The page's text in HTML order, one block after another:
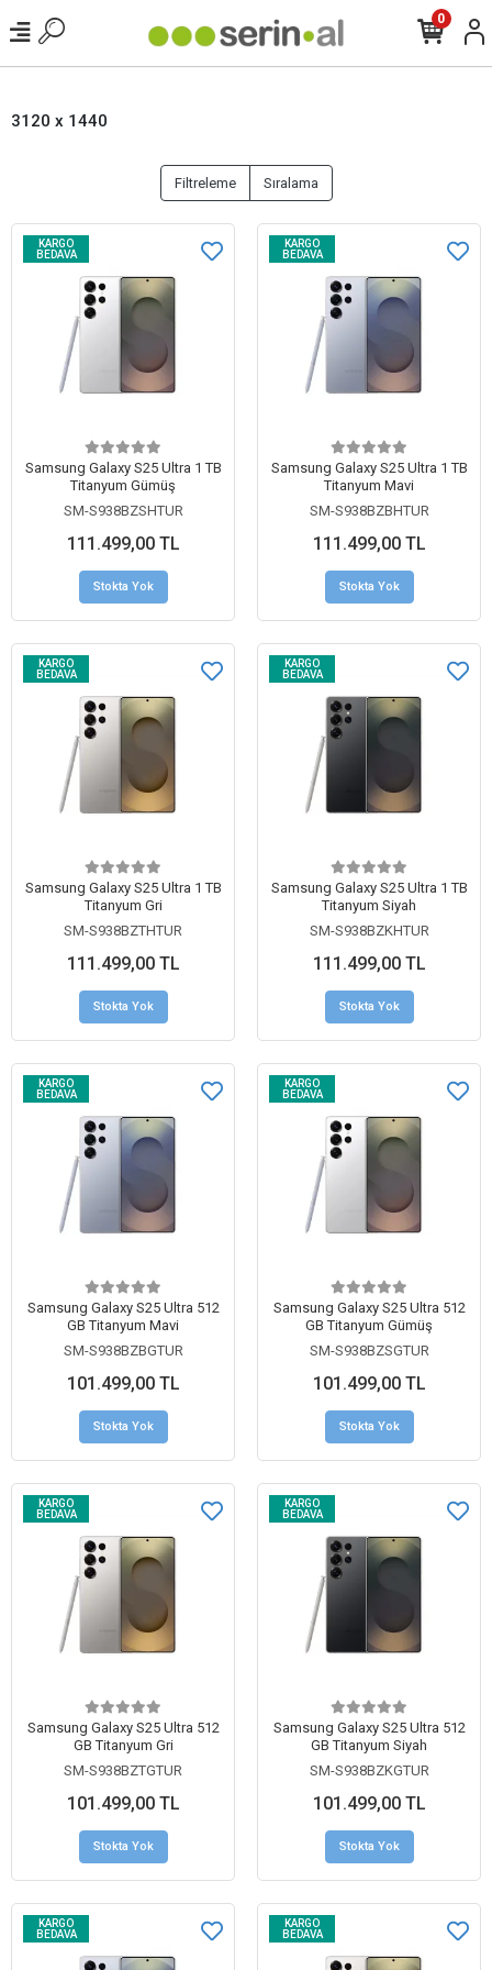
0
3120 x 1440
Filtreleme Sıralama
KARGO
BEDAVA
Samsung Galaxy S25 Ultra 1 TB
Titanyum Gümüş
SM-S938BZSHTUR
111.499,00 TL
Stokta Yok
KARGO
BEDAVA
Samsung Galaxy S25 Ultra 1 TB
Titanyum Mavi
SM-S938BZBHTUR
111.499,00 TL
Stokta Yok
KARGO
BEDAVA
Samsung Galaxy S25 Ultra 1 TB
Titanyum Gri
SM-S938BZTHTUR
111.499,00 TL
Stokta Yok
KARGO
BEDAVA
Samsung Galaxy S25 Ultra 1 TB
Titanyum Siyah
SM-S938BZKHTUR
111.499,00 TL
Stokta Yok
KARGO
BEDAVA
Samsung Galaxy S25 Ultra 512
GB Titanyum Mavi
SM-S938BZBGTUR
101.499,00 TL
Stokta Yok
KARGO
BEDAVA
Samsung Galaxy S25 Ultra 512
GB Titanyum Gümüş
SM-S938BZSGTUR
101.499,00 TL
Stokta Yok
KARGO
BEDAVA
Samsung Galaxy S25 Ultra 512
GB Titanyum Gri
SM-S938BZTGTUR
101.499,00 TL
Stokta Yok
KARGO
BEDAVA
Samsung Galaxy S25 Ultra 512
GB Titanyum Siyah
SM-S938BZKGTUR
101.499,00 TL
Stokta Yok
KARGO
BEDAVA
KARGO
BEDAVA